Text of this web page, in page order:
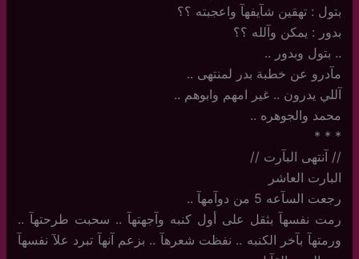
بتول : تهقين شآيفهآ واعجبته ؟؟
بدور : يمكن وآلله ؟؟
..‏ بتول وبدور ..
مآدرو عن خطبة بدر لمنتهى ..
آللي يدرون .. غير امهم وابوهم ..
محمد والجوهره ..
‏*‏ * *
//‏ آنتهى البآرت //
البارت العاشر
رجعت السآعه 5 من دوآمهآ ..
رمت نفسهآ بثقل على أول كنبه وآجهتهآ .. سحبت طرحتهآ ..
ورمتهآ بآخر الكنبه .. نفظت شعرهآ .. بزعم آنهآ تبرد علآ نفسهآ